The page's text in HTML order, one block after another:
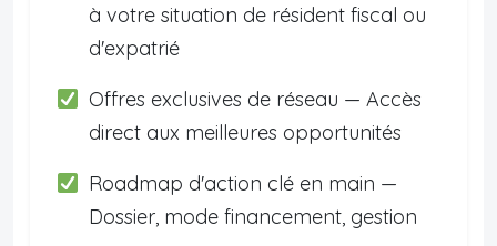
à votre situation de résident fiscal ou
d'expatrié
Offres exclusives de réseau — Accès
direct aux meilleures opportunités
Roadmap d'action clé en main —
Dossier, mode financement, gestion